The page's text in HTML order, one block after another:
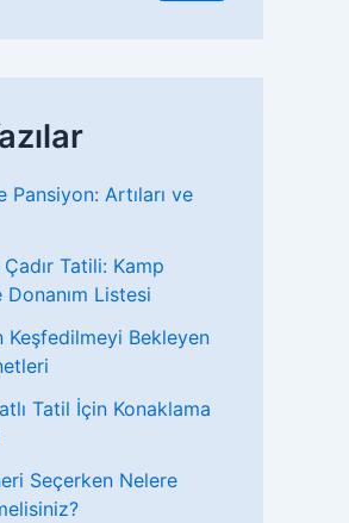
Pansiyon: Artıları ve
Çadır Tatili: Kamp
Donanım Listesi
Keşfedilmeyi Bekleyen
Tatil İçin Konaklama
Seçerken Nelere